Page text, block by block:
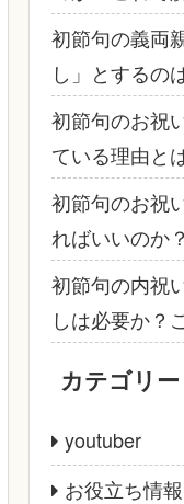
初節句の義両
し」とするの
初節句のお祝
ている理由と
初節句のお祝
ればいいのか？
初節句の内祝
しは必要か？
カテゴリー
youtuber
お役立ち情報